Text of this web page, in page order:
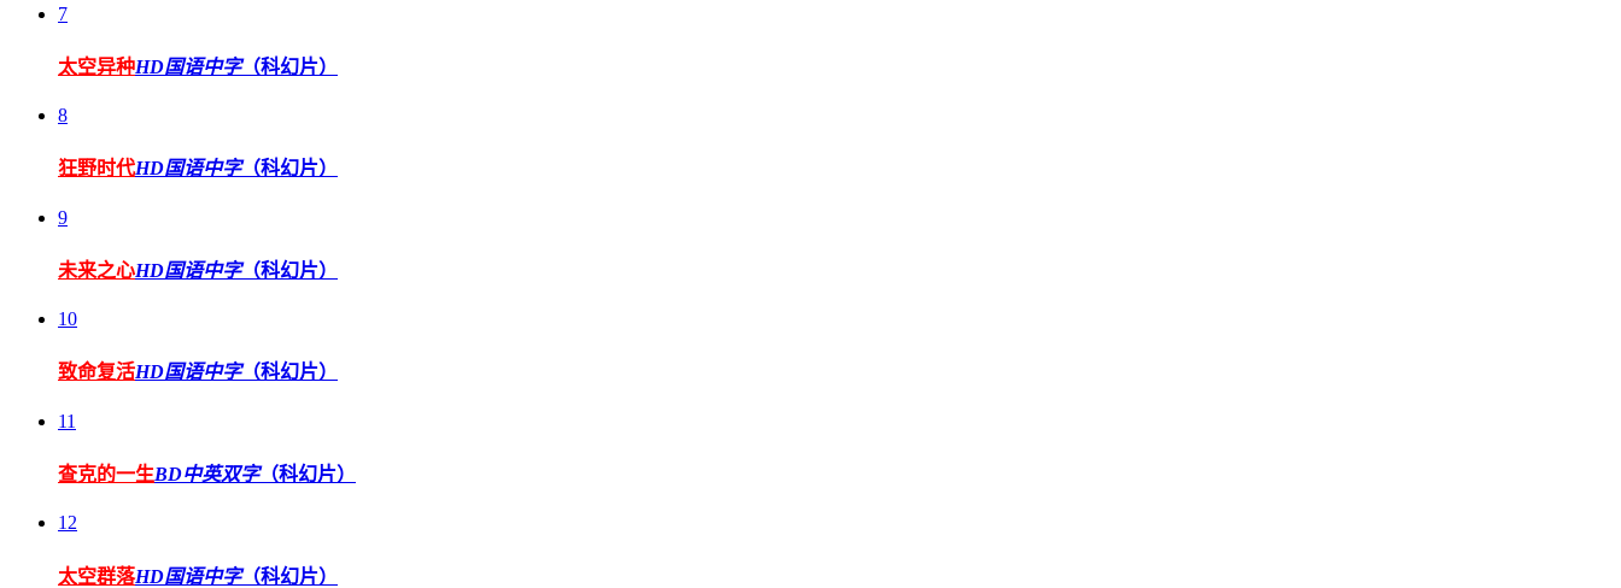
7
太空异种HD国语中字（科幻片）
8
狂野时代HD国语中字（科幻片）
9
未来之心HD国语中字（科幻片）
10
致命复活HD国语中字（科幻片）
11
查克的一生BD中英双字（科幻片）
12
太空群落HD国语中字（科幻片）